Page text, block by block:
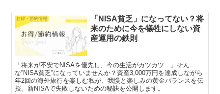
お得・節約情報
「NISA貧乏」になってない？将
来のために今を犠牲にしない資
産運用の鉄則
「将来が不安でNISAを優先し、今の生活がカツカツ…」そん
な”NISA貧乏”になっていませんか？資産3,000万円を達成しながら
年2回の海外旅行を楽しむ私が、我慢と楽しみの黄金バランスを伝
授。新NISAで失敗しないための秘訣を公開します。